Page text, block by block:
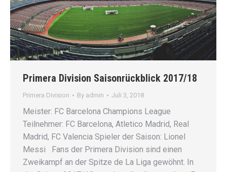
Primera Division Saisonrückblick 2017/18
Primera Division By admin Juli 3, 2018
Meister: FC Barcelona Champions League
Teilnehmer: FC Barcelona, Atletico Madrid, Real
Madrid, FC Valencia Spieler der Saison: Lionel
Messi Fans der Primera Division sind einen
Zweikampf an der Spitze de La Liga gewöhnt. In